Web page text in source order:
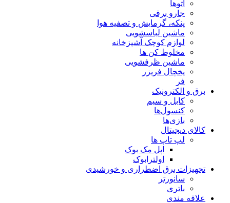
اتوها
جارو برقی
پنکه، گرمایش و تصفیه هوا
ماشین لباسشویی
لوازم کوچک آشپزخانه
مخلوط کن ها
ماشین ظرفشویی
یخچال فریزر
فر
برق و الکترونیک
کابل و سیم
کنسول‌ها
بازی‌ها
کالای دیجیتال
لپ تاپ ها
اپل مک بوک
اولترابوک
تجهیزات برق اضطراری و خورشیدی
سانورتر
باتری
علاقه مندی